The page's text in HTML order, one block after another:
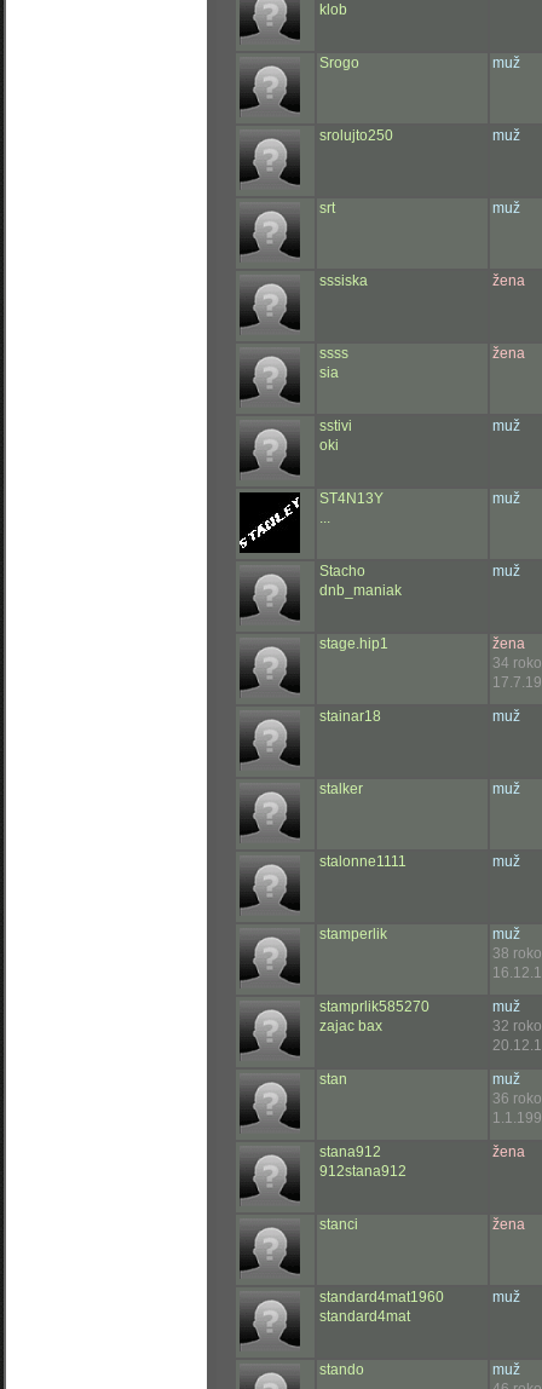
klob
Srogo muž
srolujto250 muž
srt muž
sssiska žena
ssss
sia
žena
sstivi
oki
muž
ST4N13Y
...
muž
Stacho
dnb_maniak
muž
stage.hip1
žena
34
stainar18
muž
stalker muž
stalonne1111 muž
stamperlik
muž
38
stamprlik585270
zajac bax
muž
32
stan
muž
36
stana912
912stana912
žena
stanci žena
standard4mat1960
standard4mat
muž
stando
muž